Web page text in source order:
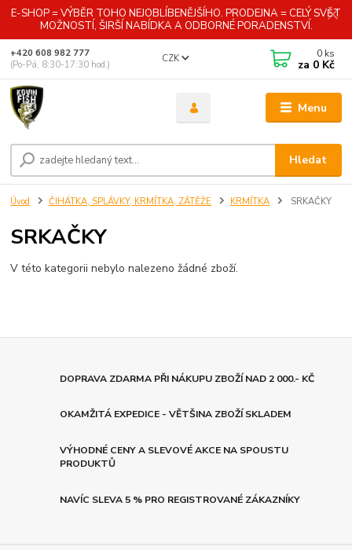
E-SHOP = VÝBĚR TOHO NEJOBLÍBENĚJŠÍHO. PRODEJNA = CELÝ SVĚT
MOŽNOSTÍ, ŠIRŠÍ NABÍDKA A ODBORNÉ PORADENSTVÍ.
Menu
CZK
Hledat
+420 608 982 777
(Po-Pá, 8:30-17:30 hod.)
0 ks
za 0 Kč
Úvod ČIHÁTKA, SPLÁVKY, KRMÍTKA, ZÁTĚŽE KRMÍTKA SRKAČKY
SRKAČKY
V této kategorii nebylo nalezeno žádné zboží.
DOPRAVA ZDARMA PŘI NÁKUPU ZBOŽÍ NAD 2 000.- KČ
OKAMŽITÁ EXPEDICE - VĚTŠINA ZBOŽÍ SKLADEM
VÝHODNÉ CENY A SLEVOVÉ AKCE NA SPOUSTU
PRODUKTŮ
NAVÍC SLEVA 5 % PRO REGISTROVANÉ ZÁKAZNÍKY